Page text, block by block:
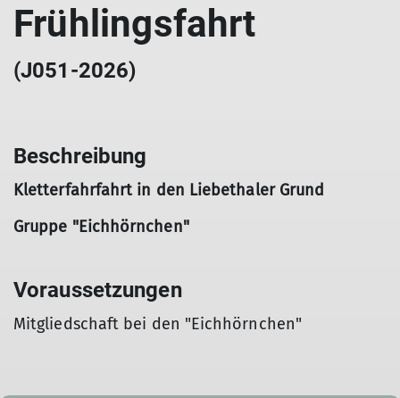
Frühlingsfahrt
(J051-2026)
Beschreibung
Kletterfahrfahrt in den Liebethaler Grund
Gruppe "Eichhörnchen"
Voraussetzungen
Mitgliedschaft bei den "Eichhörnchen"